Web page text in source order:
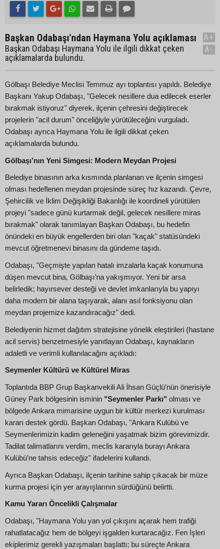
Başkan Odabaşı'ndan Haymana Yolu açıklaması
Başkan Odabaşı Haymana Yolu ile ilgili dikkat çeken
açıklamalarda bulundu.
A+
A-
Gölbaşı Belediye Meclisi Temmuz ayı toplantısı yapıldı. Belediye
Başkanı Yakup Odabaşı, "Gelecek nesillere dua edilecek eserler
bırakmak istiyoruz" diyerek, ilçenin çehresini değiştirecek
projelerin "acil durum" önceliğiyle yürütüleceğini vurguladı.
Odabaşı ayrıca Haymana Yolu ile ilgili dikkat çeken
açıklamalarda bulundu.
Gölbaşı’nın Yeni Simgesi: Modern Meydan Projesi
Belediye binasının arka kısmında planlanan ve ilçenin simgesi
olması hedeflenen meydan projesinde süreç hız kazandı. Çevre,
Şehircilik ve İklim Değişikliği Bakanlığı ile koordineli yürütülen
projeyi "sadece günü kurtarmak değil, gelecek nesillere miras
bırakmak" olarak tanımlayan Başkan Odabaşı, bu hedefin
önündeki en büyük engellerden biri olan "kaçak" statüsündeki
mevcut öğretmenevi binasını da gündeme taşıdı.
Odabaşı, "Geçmişte yapılan hatalı imzalarla kaçak konumuna
düşen mevcut bina, Gölbaşı’na yakışmıyor. Yeni bir arsa
belirledik; hayırsever desteği ve devlet imkanlarıyla bu yapıyı
daha modern bir alana taşıyarak, alanı asıl fonksiyonu olan
meydan projemize kazandıracağız" dedi.
Belediyenin hizmet dağıtım stratejisine yönelik eleştirileri (hastane
acil servis) benzetmesiyle yanıtlayan Odabaşı, kaynakların
adaletli ve verimli kullanılacağını açıkladı:
Seymenler Kültürü ve Kültürel Miras
Toplantıda BBP Grup Başkanvekili Ali İhsan Güçlü’nün önerisiyle
Güney Park bölgesinin isminin "Seymenler Parkı" olması ve
bölgede Ankara mimarisine uygun bir kültür merkezi kurulması
kararı destek gördü. Başkan Odabaşı, "Ankara Kulübü ve
Seymenlerimizin kadim geleneğini yaşatmak bizim görevimizdir.
Tadilat talimatlarını verdim, meclis kararıyla burayı Ankara
Kulübü’ne tahsis edeceğiz" ifadelerini kullandı.
Ayrıca Başkan Odabaşı, ilçenin tarihine sahip çıkacak bir müze
kurma projesi için yer arayışlarının sürdüğünü belirtti.
Kamu Yararı Öncelikli Çalışmalar
Odabaşı, "Haymana Yolu yan yol çıkışını açarak hem trafiği
rahatlatacağız hem de bölgeyi işgalden kurtaracağız. Fen İşleri
ekiplerimiz gerekli yazışmaları başlattı; bu süreçte Ankara